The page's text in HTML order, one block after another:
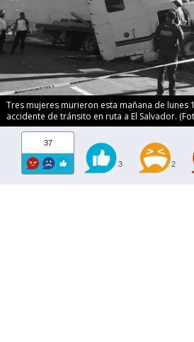
Tres mujeres murieron esta mañana de lunes
accidente de tránsito en ruta a El Salvador.
37
3 2